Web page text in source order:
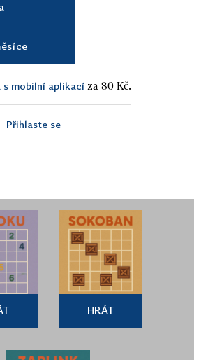
s mobilní aplikací za 80 Kč.
Přihlaste se
HRÁT